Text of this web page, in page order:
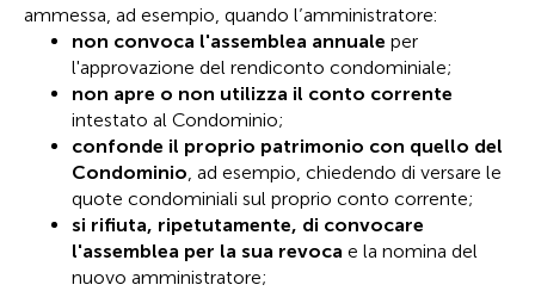
ammessa, ad esempio, quando l’amministratore:
non convoca l'assemblea annuale per
l'approvazione del rendiconto condominiale;
non apre o non utilizza il conto corrente
intestato al Condominio;
confonde il proprio patrimonio con quello del
Condominio, ad esempio, chiedendo di versare le
quote condominiali sul proprio conto corrente;
si rifiuta, ripetutamente, di convocare
l'assemblea per la sua revoca e la nomina del
nuovo amministratore;